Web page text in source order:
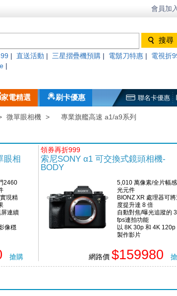
會員加
直送活動 三星摺疊機預購 電鬍刀特惠
電視折
家電精選 刷卡優惠 聯名卡優惠
微單眼相機 > 專業旗艦高速 a1/a9系列
眼相
2460
現精
連續
像穩
搶購
領券再折999
索尼SONY α1 可交換式鏡頭相機-
BODY
5,010 萬像素/全片幅感
光元件
BIONZ XR 處理器可
度提升達 8 倍
自動對焦/曝光追蹤的
fps連拍功能
以 8K 30p 和 4K 120p
製作影片
網路價 $159980